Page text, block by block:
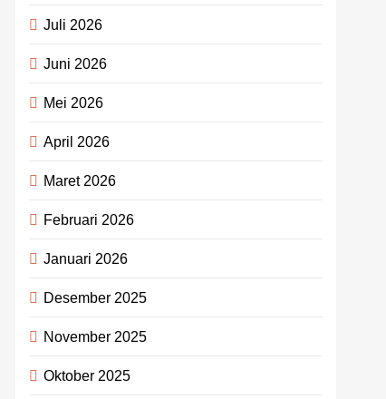
Juli 2026
Juni 2026
Mei 2026
April 2026
Maret 2026
Februari 2026
Januari 2026
Desember 2025
November 2025
Oktober 2025